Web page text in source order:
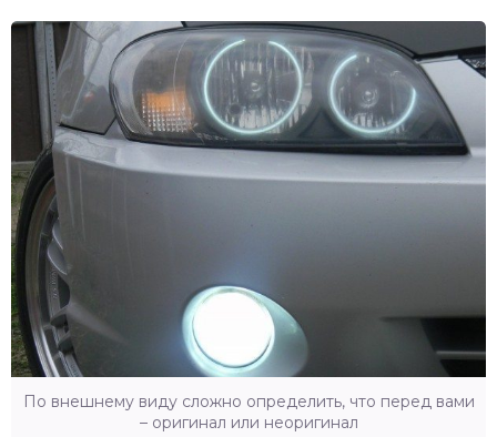
По внешнему виду сложно определить, что перед вами
– оригинал или неоригинал